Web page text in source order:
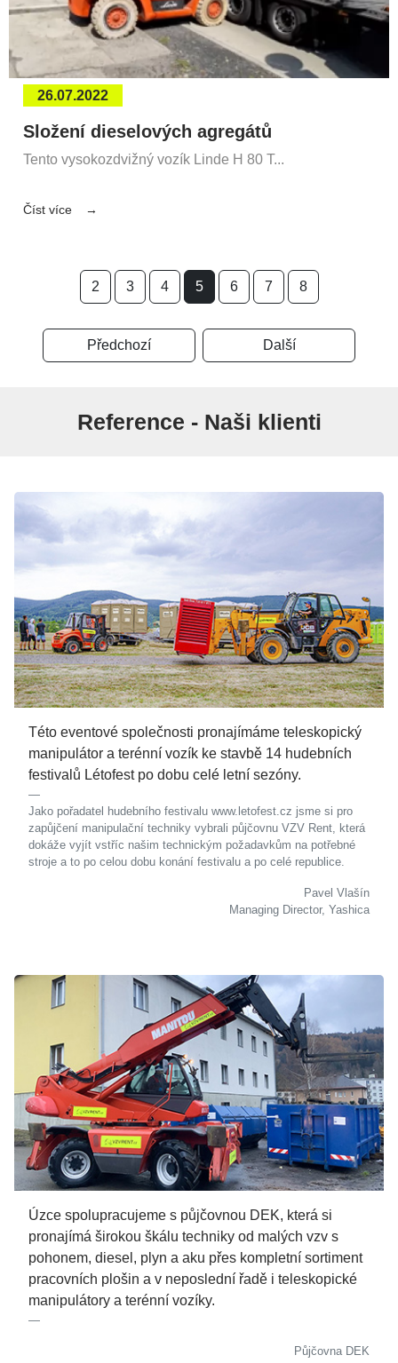
26.07.2022
Složení dieselových agregátů
Tento vysokozdvižný vozík Linde H 80 T...
Číst více
2 3 4 5 6 7 8
Předchozí Další
Reference - Naši klienti
Této eventové společnosti pronajímáme teleskopický
manipulátor a terénní vozík ke stavbě 14 hudebních
festivalů Létofest po dobu celé letní sezóny.
Jako pořadatel hudebního festivalu www.letofest.cz jsme si pro
zapůjčení manipulační techniky vybrali půjčovnu VZV Rent, která
dokáže vyjít vstříc našim technickým požadavkům na potřebné
stroje a to po celou dobu konání festivalu a po celé republice.
Pavel Vlašín
Managing Director, Yashica
Úzce spolupracujeme s půjčovnou DEK, která si
pronajímá širokou škálu techniky od malých vzv s
pohonem, diesel, plyn a aku přes kompletní sortiment
pracovních plošin a v neposlední řadě i teleskopické
manipulátory a terénní vozíky.
Půjčovna DEK